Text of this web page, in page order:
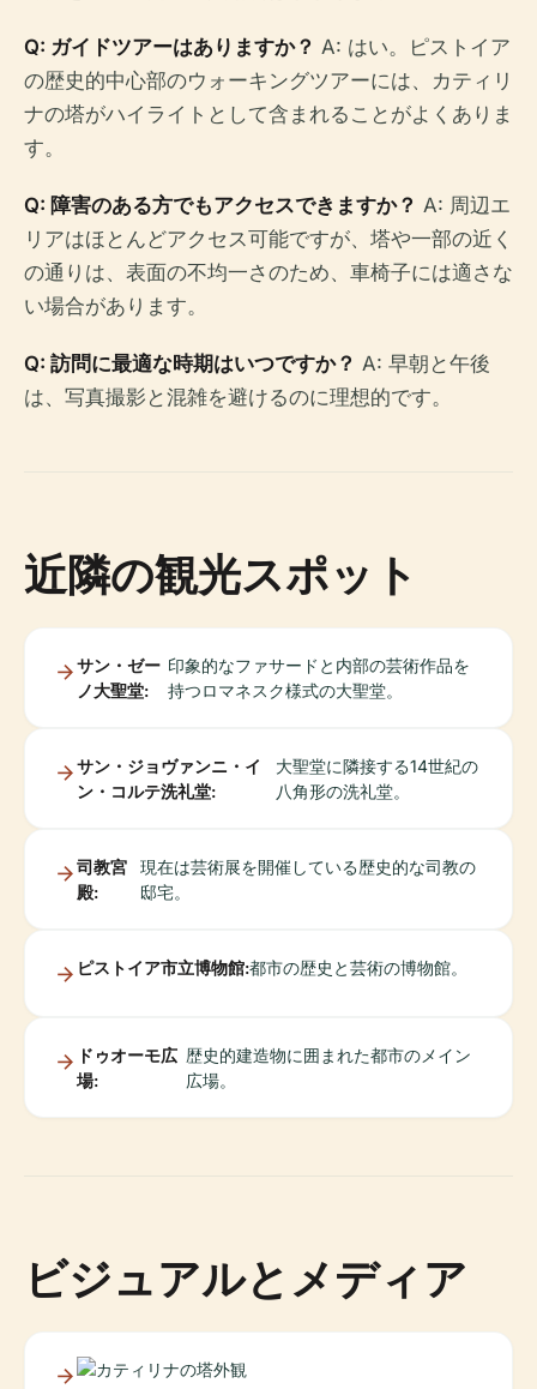
Q: ガイドツアーはありますか？ A: はい。ピストイア
の歴史的中心部のウォーキングツアーには、カティリ
ナの塔がハイライトとして含まれることがよくありま
す。
Q: 障害のある方でもアクセスできますか？ A: 周辺エ
リアはほとんどアクセス可能ですが、塔や一部の近く
の通りは、表面の不均一さのため、車椅子には適さな
い場合があります。
Q: 訪問に最適な時期はいつですか？ A: 早朝と午後
は、写真撮影と混雑を避けるのに理想的です。
近隣の観光スポット
サン・ゼー
ノ大聖堂:
印象的なファサードと内部の芸術作品を
持つロマネスク様式の大聖堂。
サン・ジョヴァンニ・イ
ン・コルテ洗礼堂:
大聖堂に隣接する14世紀の
八角形の洗礼堂。
司教宮
殿:
現在は芸術展を開催している歴史的な司教の
邸宅。
ピストイア市立博物館:都市の歴史と芸術の博物館。
ドゥオーモ広
場:
歴史的建造物に囲まれた都市のメイン
広場。
ビジュアルとメディア